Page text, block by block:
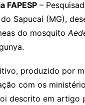
FAPESP –
Sapucaí (MG),
do mosquito
produzido por
com os
descrito em artigo